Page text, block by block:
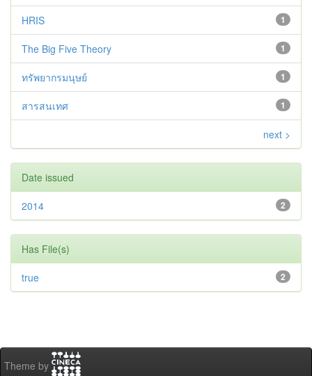
1
HRIS
1
The Big Five Theory
1
ทรัพยากรมนุษย์
1
สารสนเทศ
next >
Date issued
2
2014
Has File(s)
2
true
Theme by